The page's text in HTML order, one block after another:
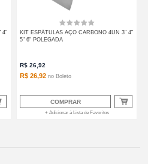
4"
KIT ESPÁTULAS AÇO CARBONO 4UN 3" 4"
5" 6" POLEGADA
R$ 26,92
R$ 26,92 no Boleto
COMPRAR
+ Adicionar à Lista de Favoritos